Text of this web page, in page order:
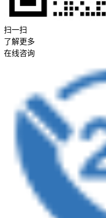
扫一扫
了解更多
在线咨询